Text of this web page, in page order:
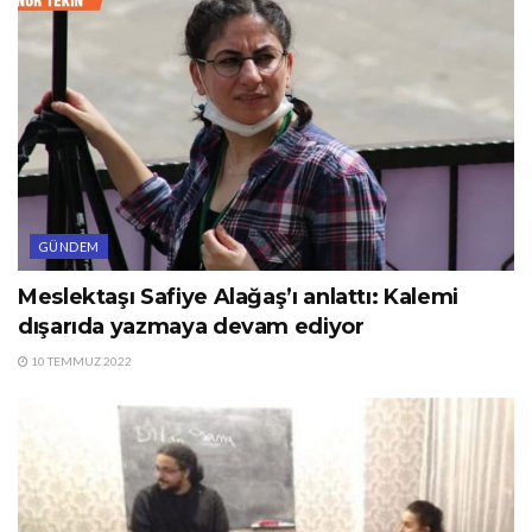
GÜNDEM
Meslektaşı Safiye Alağaş’ı anlattı: Kalemi
dışarıda yazmaya devam ediyor
10 TEMMUZ 2022